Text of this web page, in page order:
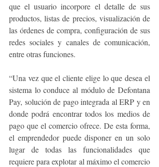
que el usuario incorpore el detalle de sus
productos, listas de precios, visualización de
las órdenes de compra, configuración de sus
redes sociales y canales de comunicación,
entre otras funciones.
“Una vez que el cliente elige lo que desea el
sistema lo conduce al módulo de Defontana
Pay, solución de pago integrada al ERP y en
donde podrá encontrar todos los medios de
pago que el comercio ofrece. De esta forma,
el emprendedor puede disponer en un solo
lugar de todas las funcionalidades que
requiere para explotar al máximo el comercio